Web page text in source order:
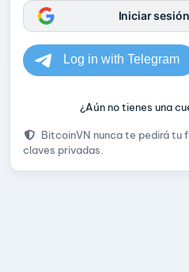
Iniciar
¿Aún no tienes una
BitcoinVN nunca te pedirá tu
claves privadas.